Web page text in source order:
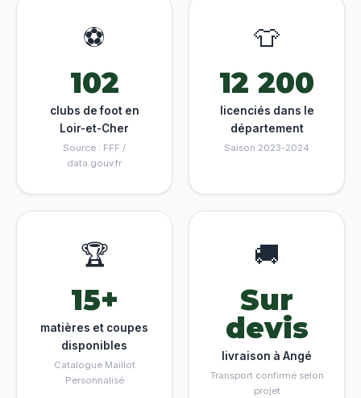
⚽
102
clubs de foot en
Loir-et-Cher
Source : FFF /
data.gouv.fr
👕
12 200
licenciés dans le
département
Saison 2023-2024
🏆
15+
matières et coupes
disponibles
Catalogue Maillot
Personnalisé
🚚
Sur
devis
livraison à Angé
Transport confirmé selon
projet